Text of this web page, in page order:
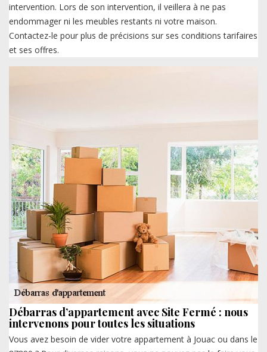
intervention. Lors de son intervention, il veillera à ne pas
endommager ni les meubles restants ni votre maison.
Contactez-le pour plus de précisions sur ses conditions tarifaires
et ses offres.
Débarras d’appartement avec Site Fermé : nous
intervenons pour toutes les situations
Vous avez besoin de vider votre appartement à Jouac ou dans le